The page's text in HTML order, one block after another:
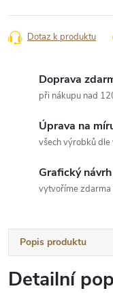
Dotaz k produktu
Doprava
při nákupu nad
Úprava na
všech výrobků
Grafický návrh
vytvoříme
Popis produktu
Detailní